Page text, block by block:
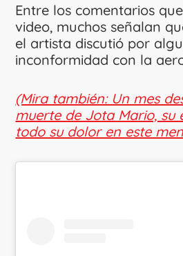
Entre los comentarios
video, muchos señalan
el artista discutió por
inconformidad con la
(Mira también: Un mes
muerte de Jota Mario, su
todo su dolor en este